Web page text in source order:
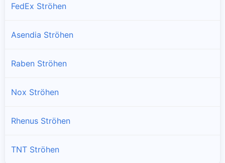
FedEx Ströhen
Asendia Ströhen
Raben Ströhen
Nox Ströhen
Rhenus Ströhen
TNT Ströhen